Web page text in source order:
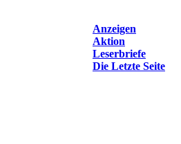
Anzeigen
Aktion
Leserbriefe
Die Letzte Seite